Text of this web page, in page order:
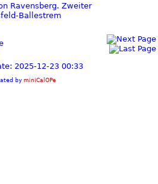
Ravensberg. Zweiter
Ballestrem
2025-12-23 00:33
by miniCalOPe